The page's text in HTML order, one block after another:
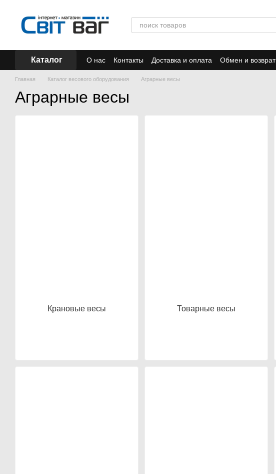
Каталог О нас Контакты Доставка и оплата Обмен и возврат
Отзывы
Акции
Главная Каталог весового оборудования Аграрные весы
Аграрные весы
Крановые весы Товарные весы